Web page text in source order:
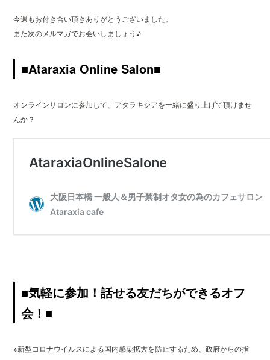
今週もお付き合い頂きありがとうございました。
また次のメルマガでお会いしましょう♪
■Ataraxia Online Salon■
オンラインサロンに参加して、アタラキシアを一緒に盛り上げて頂けませ
んか？
■気軽に参加！話せる友だちができるオフ
会！■
※新型コロナウイルスによる国内感染拡大を防止するため、政府からの指